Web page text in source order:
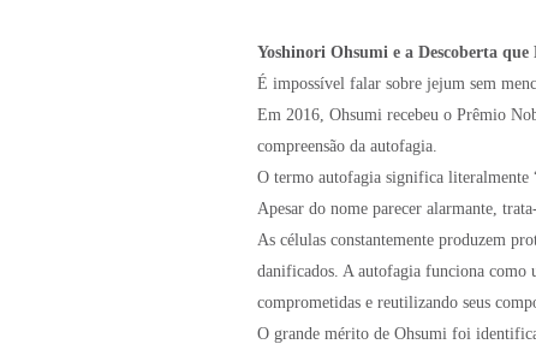
Yoshinori Ohsumi e a Descoberta
É impossível falar sobre jejum sem
Em 2016, Ohsumi recebeu o Prêmio
compreensão da autofagia.
O termo autofagia significa literalmente
Apesar do nome parecer alarmante,
As células constantemente produzem
danificados. A autofagia funciona como
comprometidas e reutilizando seus
O grande mérito de Ohsumi foi